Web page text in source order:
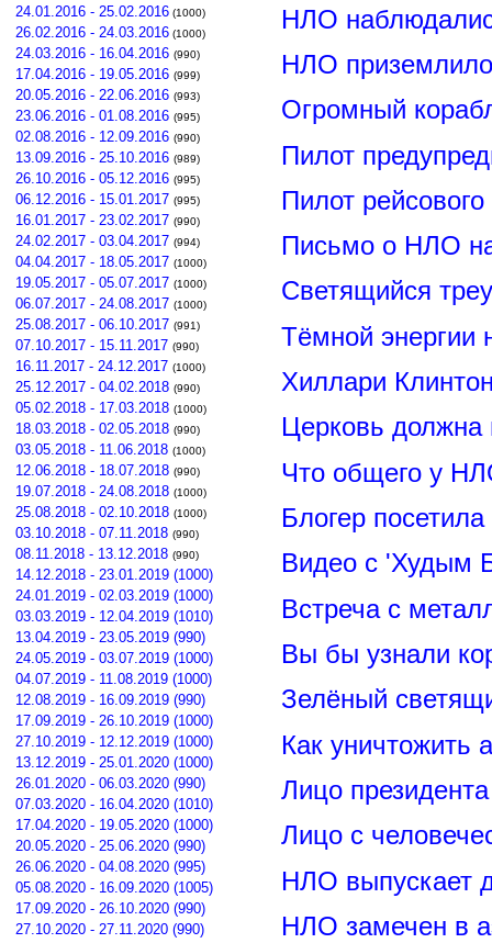
24.01.2016 - 25.02.2016 (1000)
26.02.2016 - 24.03.2016 (1000)
24.03.2016 - 16.04.2016 (990)
17.04.2016 - 19.05.2016 (999)
20.05.2016 - 22.06.2016 (993)
23.06.2016 - 01.08.2016 (995)
02.08.2016 - 12.09.2016 (990)
13.09.2016 - 25.10.2016 (989)
26.10.2016 - 05.12.2016 (995)
06.12.2016 - 15.01.2017 (995)
16.01.2017 - 23.02.2017 (990)
24.02.2017 - 03.04.2017 (994)
04.04.2017 - 18.05.2017 (1000)
19.05.2017 - 05.07.2017 (1000)
06.07.2017 - 24.08.2017 (1000)
25.08.2017 - 06.10.2017 (991)
07.10.2017 - 15.11.2017 (990)
16.11.2017 - 24.12.2017 (1000)
25.12.2017 - 04.02.2018 (990)
05.02.2018 - 17.03.2018 (1000)
18.03.2018 - 02.05.2018 (990)
03.05.2018 - 11.06.2018 (1000)
12.06.2018 - 18.07.2018 (990)
19.07.2018 - 24.08.2018 (1000)
25.08.2018 - 02.10.2018 (1000)
03.10.2018 - 07.11.2018 (990)
08.11.2018 - 13.12.2018 (990)
14.12.2018 - 23.01.2019 (1000)
24.01.2019 - 02.03.2019 (1000)
03.03.2019 - 12.04.2019 (1010)
13.04.2019 - 23.05.2019 (990)
24.05.2019 - 03.07.2019 (1000)
04.07.2019 - 11.08.2019 (1000)
12.08.2019 - 16.09.2019 (990)
17.09.2019 - 26.10.2019 (1000)
27.10.2019 - 12.12.2019 (1000)
13.12.2019 - 25.01.2020 (1000)
26.01.2020 - 06.03.2020 (990)
07.03.2020 - 16.04.2020 (1010)
17.04.2020 - 19.05.2020 (1000)
20.05.2020 - 25.06.2020 (990)
26.06.2020 - 04.08.2020 (995)
05.08.2020 - 16.09.2020 (1005)
17.09.2020 - 26.10.2020 (990)
27.10.2020 - 27.11.2020 (990)
НЛО
НЛО
Огромный
Пилот
Пилот
Письмо о НЛО
Светящийся
Тёмной энергии
Хиллари
Церковь должна
Что общего у
Блогер
Видео с 'Худым
Встреча с
Вы бы узнали
Зелёный
Как уничтожить
Лицо
Лицо с
НЛО выпускает
НЛО замечен в